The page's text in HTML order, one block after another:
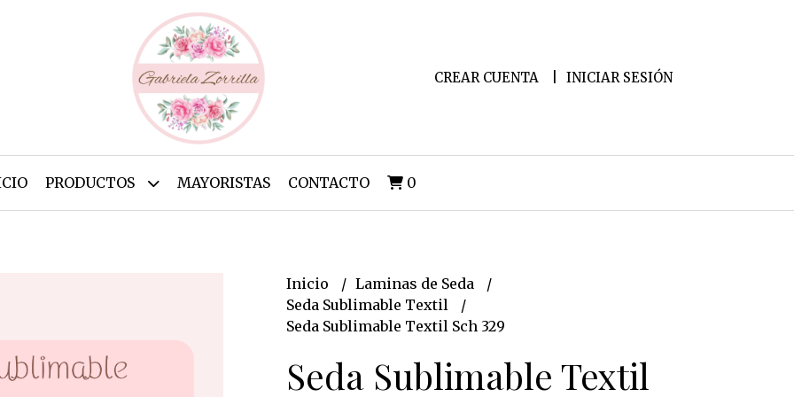
CREAR CUENTA INICIAR SESIÓN
PRODUCTOS MAYORISTAS CONTACTO 0
Inicio
Laminas de Seda
Seda Sublimable Textil
Seda Sublimable Textil Sch 329
Seda Sublimable Textil